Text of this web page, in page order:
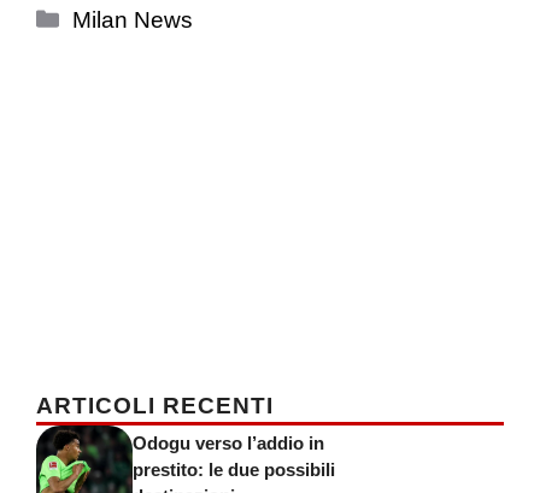
Categorie
Milan News
ARTICOLI RECENTI
Odogu verso l’addio in
prestito: le due possibili